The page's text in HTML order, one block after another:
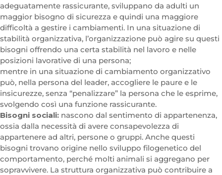
adeguatamente rassicurante, sviluppano da adulti un
maggior bisogno di sicurezza e quindi una maggiore
difficoltà a gestire i cambiamenti. In una situazione di
stabilità organizzativa, l’organizzazione può agire su questi
bisogni offrendo una certa stabilità nel lavoro e nelle
posizioni lavorative di una persona;
mentre in una situazione di cambiamento organizzativo
può, nella persona del leader, accogliere le paure e le
insicurezze, senza “penalizzare” la persona che le esprime,
svolgendo così una funzione rassicurante.
Bisogni sociali: nascono dal sentimento di appartenenza,
ossia dalla necessità di avere consapevolezza di
appartenere ad altri, persone o gruppi. Anche questi
bisogni trovano origine nello sviluppo filogenetico del
comportamento, perché molti animali si aggregano per
sopravvivere. La struttura organizzativa può contribuire a